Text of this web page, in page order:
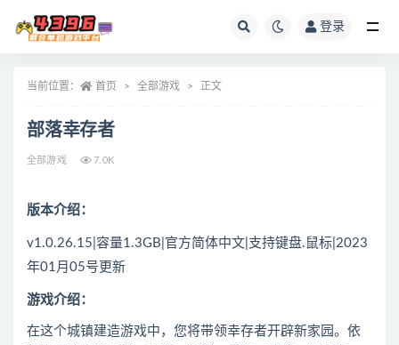
登录
当前位置： 首页 全部游戏 正文
部落幸存者
全部游戏 7.0K
版本介绍：
v1.0.26.15|容量1.3GB|官方简体中文|支持键盘.鼠标|2023
年01月05号更新
游戏介绍：
在这个城镇建造游戏中，您将带领幸存者开辟新家园。依